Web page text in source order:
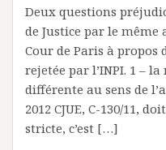
Deux questions
de Justice par le même
Cour de Paris à propos
rejetée par l’INPI. 1 –
différente au sens de
2012 CJUE, C-130/11,
stricte, c’est […]